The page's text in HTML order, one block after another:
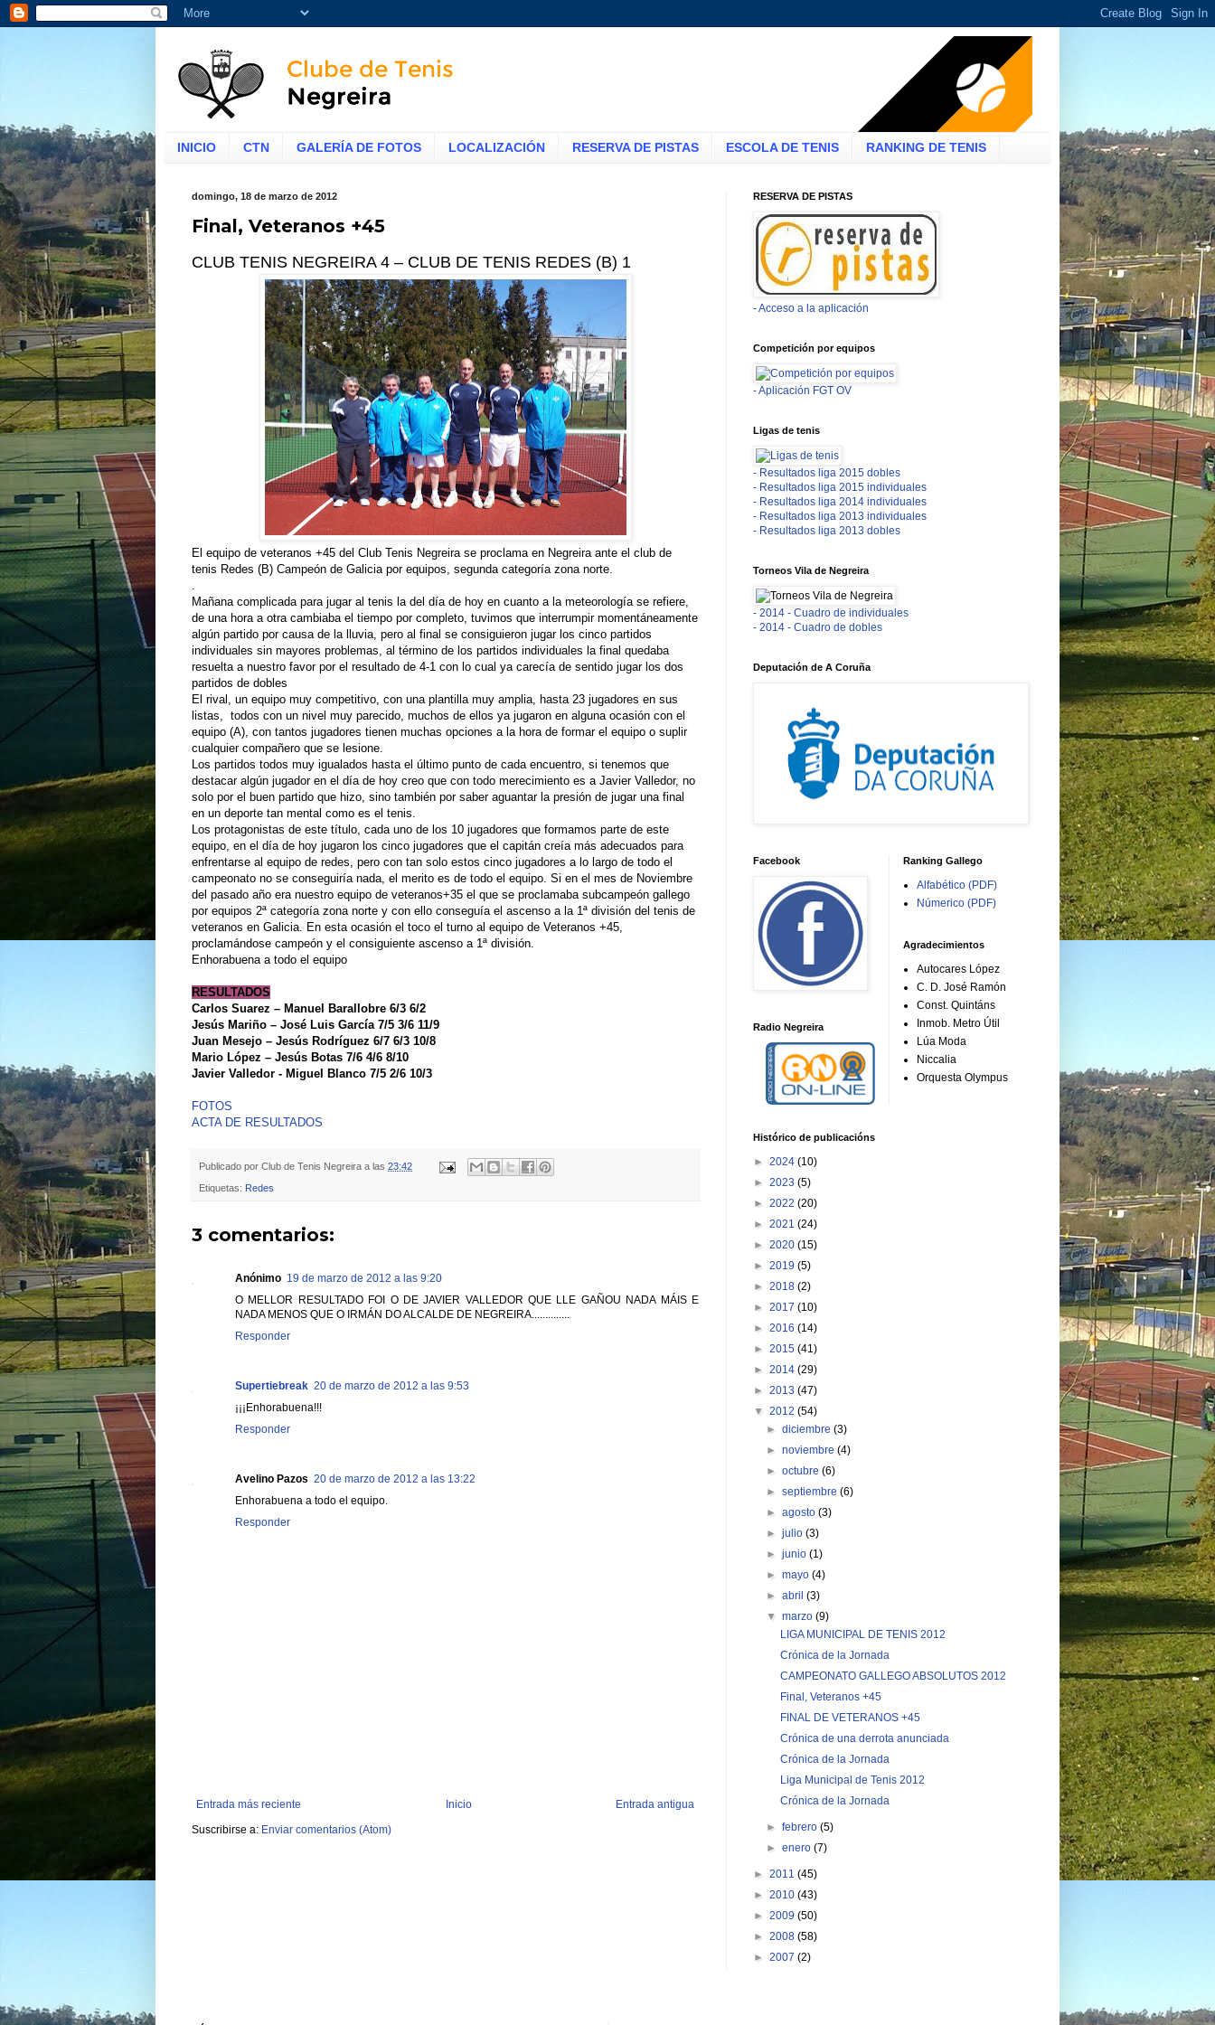
INICIO CTN GALERÍA DE FOTOS LOCALIZACIÓN RESERVA DE PISTAS ESCOLA DE TENIS RANKING DE TENIS
domingo, 18 de marzo de 2012
Final, Veteranos +45
CLUB TENIS NEGREIRA 4 – CLUB DE TENIS REDES (B) 1
El equipo de veteranos +45 del Club Tenis Negreira se proclama en Negreira ante el club de
tenis Redes (B) Campeón de Galicia por equipos, segunda categoría zona norte.
Mañana complicada para jugar al tenis la del día de hoy en cuanto a la meteorología se refiere,
de una hora a otra cambiaba el tiempo por completo, tuvimos que interrumpir momentáneamente
algún partido por causa de la lluvia, pero al final se consiguieron jugar los cinco partidos
individuales sin mayores problemas, al término de los partidos individuales la final quedaba
resuelta a nuestro favor por el resultado de 4-1 con lo cual ya carecía de sentido jugar los dos
partidos de dobles
El rival, un equipo muy competitivo, con una plantilla muy amplia, hasta 23 jugadores en sus
listas, todos con un nivel muy parecido, muchos de ellos ya jugaron en alguna ocasión con el
equipo (A), con tantos jugadores tienen muchas opciones a la hora de formar el equipo o suplir
cualquier compañero que se lesione.
Los partidos todos muy igualados hasta el último punto de cada encuentro, si tenemos que
destacar algún jugador en el día de hoy creo que con todo merecimiento es a Javier Valledor, no
solo por el buen partido que hizo, sino también por saber aguantar la presión de jugar una final
en un deporte tan mental como es el tenis.
Los protagonistas de este título, cada uno de los 10 jugadores que formamos parte de este
equipo, en el día de hoy jugaron los cinco jugadores que el capitán creía más adecuados para
enfrentarse al equipo de redes, pero con tan solo estos cinco jugadores a lo largo de todo el
campeonato no se conseguiría nada, el merito es de todo el equipo. Si en el mes de Noviembre
del pasado año era nuestro equipo de veteranos+35 el que se proclamaba subcampeón gallego
por equipos 2ª categoría zona norte y con ello conseguía el ascenso a la 1ª división del tenis de
veteranos en Galicia. En esta ocasión el toco el turno al equipo de Veteranos +45,
proclamándose campeón y el consiguiente ascenso a 1ª división.
Enhorabuena a todo el equipo
RESULTADOS
Carlos Suarez – Manuel Barallobre 6/3 6/2
Jesús Mariño – José Luis García 7/5 3/6 11/9
Juan Mesejo – Jesús Rodríguez 6/7 6/3 10/8
Mario López – Jesús Botas 7/6 4/6 8/10
Javier Valledor - Miguel Blanco 7/5 2/6 10/3
FOTOS
ACTA DE RESULTADOS
Publicado por Club de Tenis Negreira a las 23:42
Etiquetas: Redes
3 comentarios:
Anónimo 19 de marzo de 2012 a las 9:20
O MELLOR RESULTADO FOI O DE JAVIER VALLEDOR QUE LLE GAÑOU NADA MÁIS E
NADA MENOS QUE O IRMÁN DO ALCALDE DE NEGREIRA..............
Responder
Supertiebreak 20 de marzo de 2012 a las 9:53
¡¡¡Enhorabuena!!!
Responder
Avelino Pazos 20 de marzo de 2012 a las 13:22
Enhorabuena a todo el equipo.
Responder
Entrada más reciente Entrada antigua
Inicio
Suscribirse a: Enviar comentarios (Atom)
RESERVA DE PISTAS
- Acceso a la aplicación
Competición por equipos
- Aplicación FGT OV
Ligas de tenis
- Resultados liga 2015 dobles
- Resultados liga 2015 individuales
- Resultados liga 2014 individuales
- Resultados liga 2013 individuales
- Resultados liga 2013 dobles
Torneos Vila de Negreira
- 2014 - Cuadro de individuales
- 2014 - Cuadro de dobles
Deputación de A Coruña
Facebook
Radio Negreira
Ranking Gallego
Alfabético (PDF)
Númerico (PDF)
Agradecimientos
Autocares López
C. D. José Ramón
Const. Quintáns
Inmob. Metro Útil
Lúa Moda
Niccalia
Orquesta Olympus
Histórico de publicacións
► 2024 (10)
► 2023 (5)
► 2022 (20)
► 2021 (24)
► 2020 (15)
► 2019 (5)
► 2018 (2)
► 2017 (10)
► 2016 (14)
► 2015 (41)
► 2014 (29)
► 2013 (47)
▼ 2012 (54)
►diciembre(3)
►noviembre(4)
►octubre(6)
►septiembre(6)
►agosto(3)
►julio(3)
►junio(1)
►mayo(4)
►abril(3)
▼marzo(9)
LIGA MUNICIPAL DE TENIS 2012
Crónica de la Jornada
CAMPEONATO GALLEGO ABSOLUTOS 2012
Final, Veteranos +45
FINAL DE VETERANOS +45
Crónica de una derrota anunciada
Crónica de la Jornada
Liga Municipal de Tenis 2012
Crónica de la Jornada
►febrero(5)
►enero(7)
► 2011 (45)
► 2010 (43)
► 2009 (50)
► 2008 (58)
► 2007 (2)